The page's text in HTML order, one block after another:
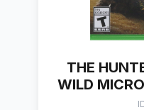
THE
WILD